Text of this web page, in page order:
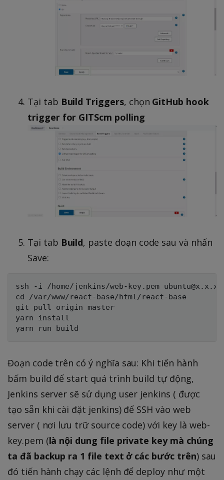
Tại tab Build Triggers, chọn GitHub hook
trigger for GITScm polling
Tại tab Build, paste đoạn code sau và nhấn
Save:
ssh -i /home/jenkins/web-key.pem
cd /var/www/react-base/html/react-base
git pull origin master
yarn install
Đoạn code trên có ý nghĩa sau: Khi tiến hành
bấm build để start quá trình build tự động,
Jenkins server sẽ sử dụng user jenkins ( được
tạo sẵn khi cài đặt jenkins) để SSH vào web
server ( nơi lưu trữ source code) với key là web-
key.pem (là nội dung file private key mà chúng
ta đã backup ra 1 file text ở các bước trên) sau
đó tiến hành chạy các lệnh để deploy như một